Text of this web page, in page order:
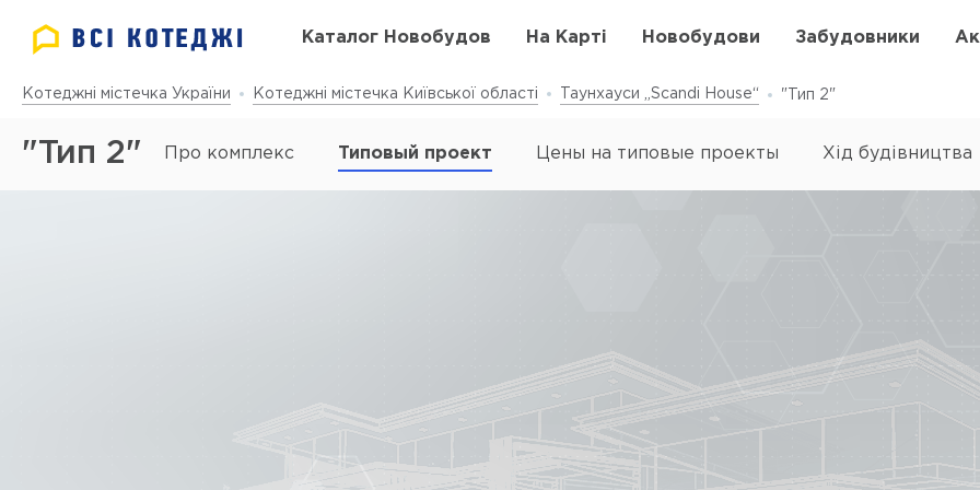
Каталог Новобудов На Карті Новобудови Забудовники
Котеджні містечка України Котеджні містечка Київської області Таунхауси „Scandi House“ "Тип 2"
"Тип 2" Про комплекс Типовый проект Цены на типовые проекты Хід будівництва